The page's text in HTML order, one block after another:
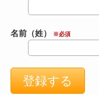
名前（姓） ※必須